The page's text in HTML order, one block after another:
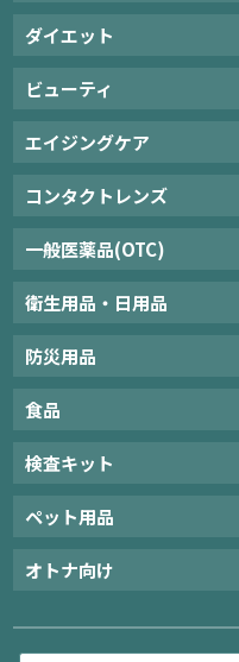
ダイエット
ビューティ
エイジングケア
コンタクトレンズ
一般医薬品(OTC)
衛生用品・日用品
防災用品
食品
検査キット
ペット用品
オトナ向け